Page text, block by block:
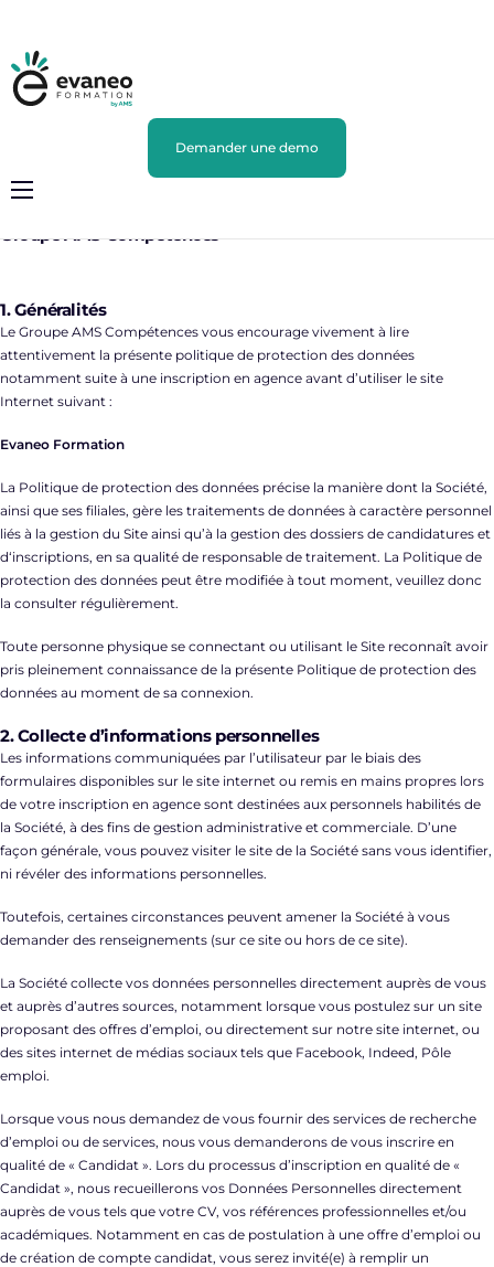
Externalisation
A la une
Contact
Demander une demo
Données personnelles
Vie privée
Groupe AMS Compétences
1. Généralités
Le Groupe AMS Compétences vous encourage vivement à lire
attentivement la présente politique de protection des données
notamment suite à une inscription en agence avant d’utiliser le site
Internet suivant :
Evaneo Formation
La Politique de protection des données précise la manière dont la Société,
ainsi que ses filiales, gère les traitements de données à caractère personnel
liés à la gestion du Site ainsi qu’à la gestion des dossiers de candidatures et
d‘inscriptions, en sa qualité de responsable de traitement. La Politique de
protection des données peut être modifiée à tout moment, veuillez donc
la consulter régulièrement.
Toute personne physique se connectant ou utilisant le Site reconnaît avoir
pris pleinement connaissance de la présente Politique de protection des
données au moment de sa connexion.
2. Collecte d’informations personnelles
Les informations communiquées par l’utilisateur par le biais des
formulaires disponibles sur le site internet ou remis en mains propres lors
de votre inscription en agence sont destinées aux personnels habilités de
la Société, à des fins de gestion administrative et commerciale. D’une
façon générale, vous pouvez visiter le site de la Société sans vous identifier,
ni révéler des informations personnelles.
Toutefois, certaines circonstances peuvent amener la Société à vous
demander des renseignements (sur ce site ou hors de ce site).
La Société collecte vos données personnelles directement auprès de vous
et auprès d’autres sources, notamment lorsque vous postulez sur un site
proposant des offres d’emploi, ou directement sur notre site internet, ou
des sites internet de médias sociaux tels que Facebook, Indeed, Pôle
emploi.
Lorsque vous nous demandez de vous fournir des services de recherche
d’emploi ou de services, nous vous demanderons de vous inscrire en
qualité de « Candidat ». Lors du processus d’inscription en qualité de «
Candidat », nous recueillerons vos Données Personnelles directement
auprès de vous tels que votre CV, vos références professionnelles et/ou
académiques. Notamment en cas de postulation à une offre d’emploi ou
de création de compte candidat, vous serez invité(e) à remplir un